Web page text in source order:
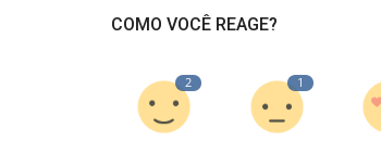
COMO VOCÊ REAGE?
2 1